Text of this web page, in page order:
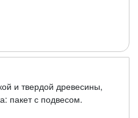
и твердой древесины,
пакет с подвесом.